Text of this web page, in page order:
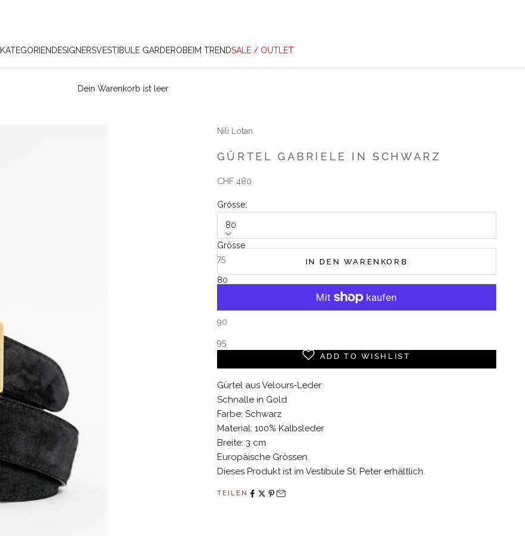
KATEGORIENDESIGNERSVESTIBULE GARDEROBEIM TRENDSALE / OUTLET
Dein Warenkorb ist leer
Nili Lotan
GÜRTEL GABRIELE IN SCHWARZ
Angebot
CHF 480
Grösse:
80
Grösse
75
80
90
95
IN DEN WARENKORB
ADD TO WISHLIST
Gürtel aus Velours-Leder
Schnalle in Gold
Farbe: Schwarz
Material: 100% Kalbsleder
Breite: 3 cm
Europäische Grössen.
Dieses Produkt ist im Vestibule St. Peter erhältlich.
TEILEN